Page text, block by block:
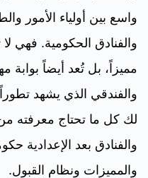
واسع بين أولياء الأمور
والفنادق الحكومية. فهي لا
مميزاً، بل تُعد أيضاً
والفندقي الذي يشهد
لك كل ما تحتاج معرفته
والفنادق بعد الإعدادية
والمميزات ونظام القبول.